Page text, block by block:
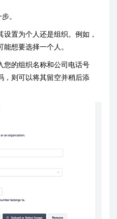
。
置为个人还是组织。例如，
想要选择一个人。
您的组织名称和公司电话号
，则可以将其留空并稍后添